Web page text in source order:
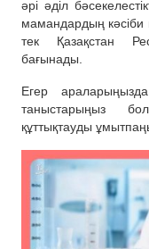
әрі әділ
мамандардың кәсіби
тек Қазақстан
бағынады.
Егер
таныстарыңыз
құттықтауды